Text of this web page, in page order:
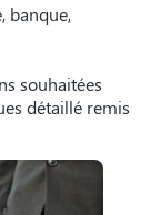
banque,
souhaitées
détaillé remis